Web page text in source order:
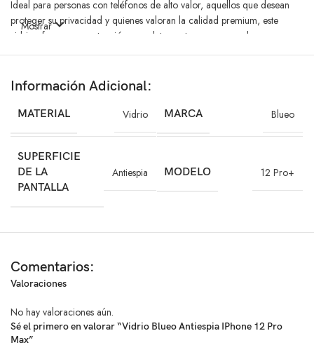
Ideal para personas con teléfonos de alto valor, aquellos que desean
proteger su privacidad y quienes valoran la calidad premium, este
vidrio ofrece una protección completa contra rayones, golpes y
para tu iPhone en cualquier situación.
Respaldado por testimonios de clientes satisfechos que han
como la opción premium en el mercado. Con la mejor tecnología y
desarrollo, brindamos la máxima protección y durabilidad para tus
dispositivos de alto valor.
tranquilidad total con el Vidrio Blueo Antiespía HD para iPhone 12 Pro
Mostrar
Información Adicional:
MATERIAL Vidrio MARCA Blueo
SUPERFICIE
DE LA
PANTALLA
Antiespia MODELO 12 Pro+
Comentarios:
Valoraciones
No hay valoraciones aún.
Sé el primero en valorar “Vidrio Blueo Antiespia IPhone 12 Pro
Max”